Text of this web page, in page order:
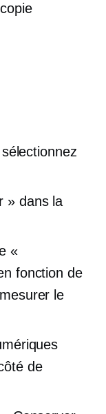
» dans la
«
fonction de
le
de